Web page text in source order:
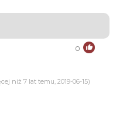
0
niż 7 lat temu, 2019-06-15)